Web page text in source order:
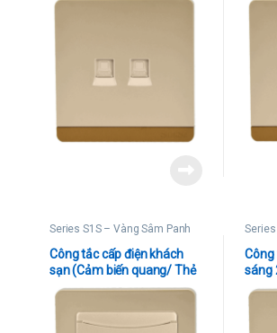
Series S1S – Vàng Sâm Panh
Công tắc cấp điện khách
sạn (Cảm biến quang/ Thẻ
từ tần số thấp/ Thẻ từ tần
Công
sáng